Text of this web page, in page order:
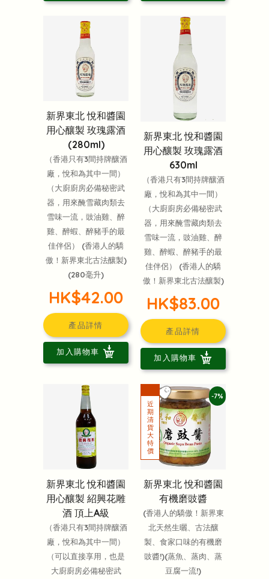
新界東北 悅和醬園
用心釀製 玫瑰露酒
(280ml)
（香港只有3間持牌釀酒
廠，悅和為其中一間）
（大廚廚房必備秘密武
器，用來醃雪藏肉類去
雪味一流，豉油雞、醉
雞、醉蝦、醉豬手的最
佳伴侶） (香港人的驕
傲！新界東北古法釀製)
(280毫升)
HK$42.00
產品詳情
加入購物車
新界東北 悅和醬園
用心釀製 玫瑰露酒
630ml
（香港只有3間持牌釀酒
廠，悅和為其中一間）
（大廚廚房必備秘密武
器，用來醃雪藏肉類去
雪味一流，豉油雞、醉
雞、醉蝦、醉豬手的最
佳伴侶） (香港人的驕
傲！新界東北古法釀製)
HK$83.00
產品詳情
加入購物車
新界東北 悅和醬園
用心釀製 紹興花雕
酒 頂上A級
（香港只有3間持牌釀酒
廠，悅和為其中一間）
（可以直接享用，也是
大廚廚房必備秘密武
-7%
新界東北 悅和醬園
有機磨豉醬
(香港人的驕傲！新界東
北天然生曬、古法釀
製、食家口味的有機磨
豉醬!)(蒸魚、蒸肉、蒸
豆腐一流!)